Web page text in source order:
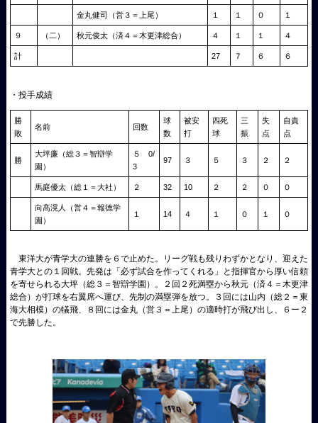
金丸健司（営３＝上尾） １ １ ０ １
９ （二） 秋元俊太（済４＝木更津総合） ４ １ １ ４
計 27 ７ ６ ６
・投手成績
勝
敗
名前 回数
球
数
被安
打
四死
球
三
振
失
点
自責
点
勝
大坪廉（総３＝智辯学
園）
５ 0/
3
97 ３ ５ ３ ２ ２
馬庭優太（総１＝大社） ２ 32 10 ２ ２ ０ ０
向髙滉人（営４＝報徳学
園）
１ 14 ４ １ ０ １ ０
東洋大が青学大の連勝を６で止めた。リーグ戦も残りわずかとなり、迎えた
青学大との１回戦。先発は「必ず試合を作ってくれる」と指揮官から厚い信頼
を寄せられる大坪（総３＝智辯学園）。２回２死満塁から秋元（済４＝木更津
総合）が打球を右翼席へ運び、先制の満塁弾を放つ。３回には山内（総２＝東
海大相模）の犠飛、８回には金丸（営３＝上尾）の適時打が飛び出し、６ー２
で先勝した。